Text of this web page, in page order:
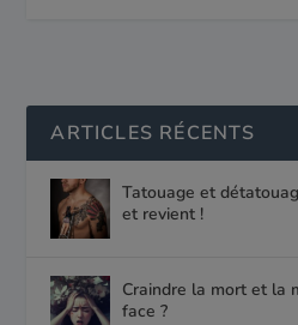
ARTICLES RÉCENTS
Tatouage et
et revient !
Craindre la mort et la
face ?